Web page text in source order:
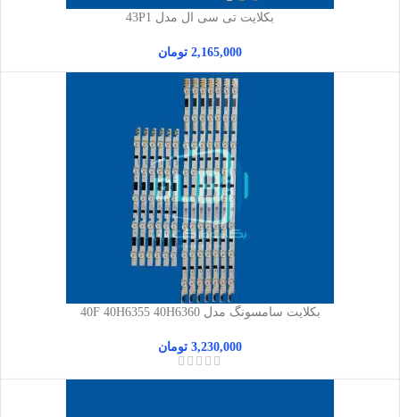
بکلایت تی سی ال مدل 43P1
2,165,000 تومان
بکلایت سامسونگ مدل 40F 40H6355 40H6360
3,230,000 تومان